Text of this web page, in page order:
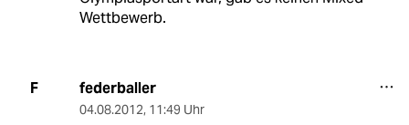
Wettbewerb.
F federballer
04.08.2012, 11:49 Uhr